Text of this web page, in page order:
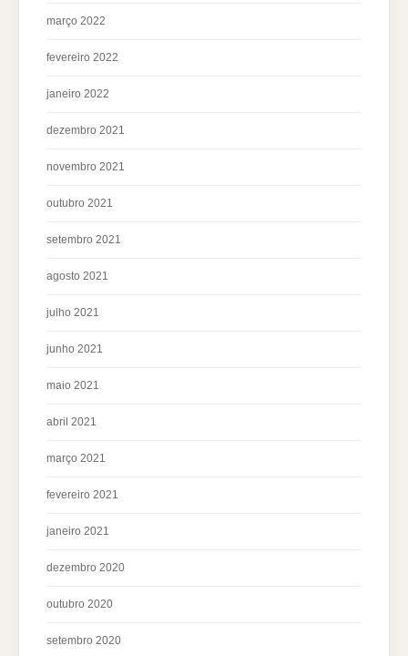
março 2022
fevereiro 2022
janeiro 2022
dezembro 2021
novembro 2021
outubro 2021
setembro 2021
agosto 2021
julho 2021
junho 2021
maio 2021
abril 2021
março 2021
fevereiro 2021
janeiro 2021
dezembro 2020
outubro 2020
setembro 2020